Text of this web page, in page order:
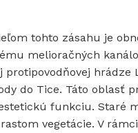
tohto zásahu je
melioračných
hrádze
do Tice. Táto oblasť
funkciu. Staré
vegetácie. V